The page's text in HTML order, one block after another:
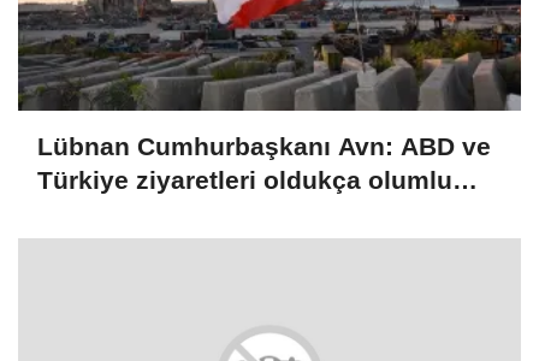
Lübnan Cumhurbaşkanı Avn: ABD ve
Türkiye ziyaretleri oldukça olumlu